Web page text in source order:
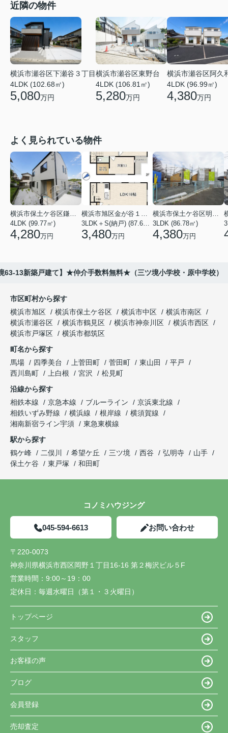
近隣の物件
横浜市瀬谷区下瀬谷３丁目
4LDK (102.68㎡)
5,080万円
横浜市瀬谷区東野台
4LDK (106.81㎡)
5,280万円
横浜市瀬谷区阿久
4LDK (96.99㎡)
4,380万円
よく見られている物件
4LDK (99.77㎡)
4,280万円 3,480万円
3LDK (86.78㎡)
4,380万円
63-13新築戸建て】★仲介手数料無料★（三ツ境小学校・原中学校）
市区町村から探す
横浜市旭区
横浜市保土ケ谷区 横浜市中区
横浜市南区
横浜市瀬谷区
横浜市鶴見区 横浜市神奈川区
横浜市西区
横浜市戸塚区
横浜市都筑区
町名から探す
馬場
四季美台 上菅田町 菅田町 東山田
平戸
西川島町
上白根 宮沢
松見町
沿線から探す
相鉄本線
京急本線 ブルーライン
京浜東北線
相鉄いずみ野線
横浜線 根岸線
横須賀線
湘南新宿ライン宇須
東急東横線
駅から探す
鶴ケ峰
二俣川 希望ケ丘 三ツ境 西谷 弘明寺
山手
保土ケ谷
東戸塚 和田町
コノミハウジング
045-594-6613 お問い合わせ
〒220-0073
神奈川県横浜市西区岡野１丁目16-16 第２梅沢ビル５F
営業時間： 9:00～19：00
定休日： 毎週水曜日（第１・３火曜日）
トップページ
スタッフ
お客様の声
ブログ
会員登録
売却査定